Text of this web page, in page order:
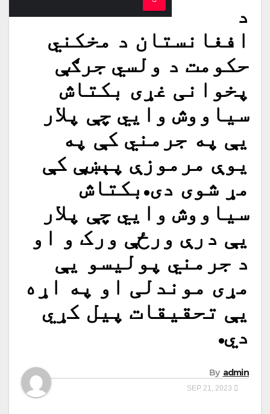
د
افغانستان د مخکني
حکومت د ولسي جرګې
پخوانی غړی بکتاش
سیاووش وايي چې پلار
یې په جرمني کې په
یوې مرموزې پېښې کې
مړ شوی دی.بکتاش
سیاووش وايي چې پلار
یې درې ورځې ورک و او
د جرمني پولیسو یې
مړی موندلی او په اړه
یې تحقیقات پیل کړي
دي.
By admin